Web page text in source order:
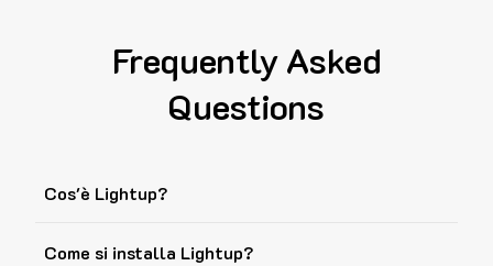
Frequently Asked
Questions
Cos'è Lightup?
Come si installa Lightup?